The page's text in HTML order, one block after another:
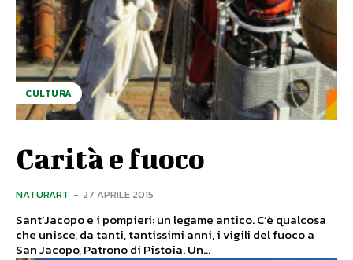
CULTURA
Carità e fuoco
NATURART - 27 APRILE 2015
Sant’Jacopo e i pompieri: un legame antico. C’è qualcosa
che unisce, da tanti, tantissimi anni, i vigili del fuoco a
San Jacopo, Patrono di Pistoia. Un...